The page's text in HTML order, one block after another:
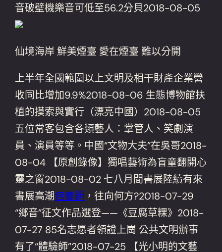
音破壁機樂音可低至56.2分貝2018-08-05
仙境海岸 鮮美煙臺 愛在煙臺 難以分開
上半年全國範圍以上文明及相干財產企業營
收同比增加9.9%2018-08-06 生態博物館扶
植的摸索與實行（漂亮中國）2018-08-05
五位常客包含各類藝人：掌管人、笑劇演
員、演員等等。中國“文物大夫”在吳哥2018-
08-04 【原創錄像】獨唱藝術為盲童翻開心
靈之窗2018-08-02 七八月間書展陸續有來
書展高潮包養網 ，往向何方?2018-07-29
“鄉音”征文作品選登——《豆腐草粿》2018-
07-27 85名志愿者領證上崗 公共文明辦事
有了“體驗師”2018-07-25 【光小明的文藝